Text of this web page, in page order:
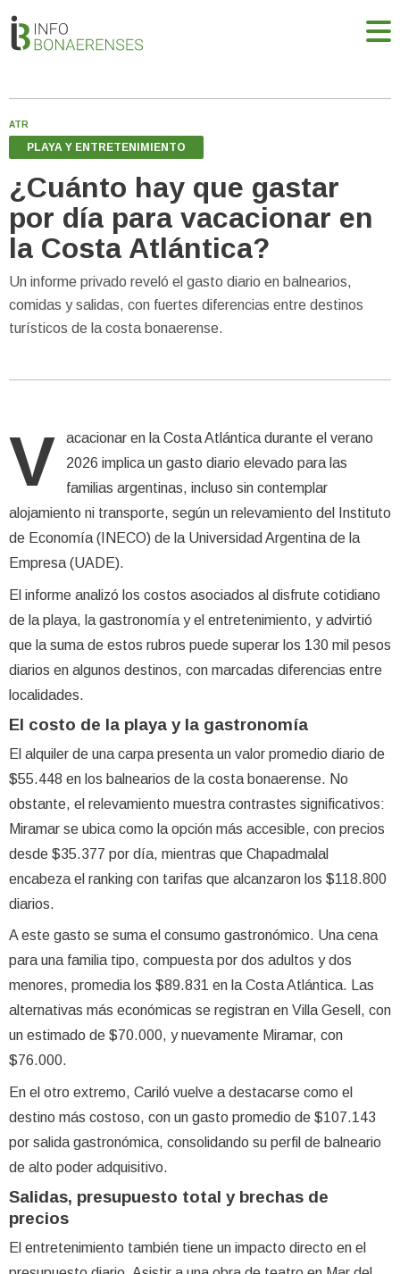
ATR
PLAYA Y ENTRETENIMIENTO
¿Cuánto hay que gastar
por día para vacacionar en
la Costa Atlántica?
Un informe privado reveló el gasto diario en balnearios,
comidas y salidas, con fuertes diferencias entre destinos
turísticos de la costa bonaerense.
V
acacionar en la Costa Atlántica durante el verano
2026 implica un gasto diario elevado para las
familias argentinas, incluso sin contemplar
alojamiento ni transporte, según un relevamiento del Instituto
de Economía (INECO) de la Universidad Argentina de la
Empresa (UADE).
El informe analizó los costos asociados al disfrute cotidiano
de la playa, la gastronomía y el entretenimiento, y advirtió
que la suma de estos rubros puede superar los 130 mil pesos
diarios en algunos destinos, con marcadas diferencias entre
localidades.
El costo de la playa y la gastronomía
El alquiler de una carpa presenta un valor promedio diario de
$55.448 en los balnearios de la costa bonaerense. No
obstante, el relevamiento muestra contrastes significativos:
Miramar se ubica como la opción más accesible, con precios
desde $35.377 por día, mientras que Chapadmalal
encabeza el ranking con tarifas que alcanzaron los $118.800
diarios.
A este gasto se suma el consumo gastronómico. Una cena
para una familia tipo, compuesta por dos adultos y dos
menores, promedia los $89.831 en la Costa Atlántica. Las
alternativas más económicas se registran en Villa Gesell, con
un estimado de $70.000, y nuevamente Miramar, con
$76.000.
En el otro extremo, Cariló vuelve a destacarse como el
destino más costoso, con un gasto promedio de $107.143
por salida gastronómica, consolidando su perfil de balneario
de alto poder adquisitivo.
Salidas, presupuesto total y brechas de
precios
El entretenimiento también tiene un impacto directo en el